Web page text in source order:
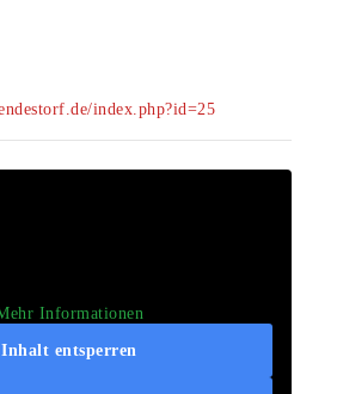
index.php?id=25
Informationen
Inhalt entsperren